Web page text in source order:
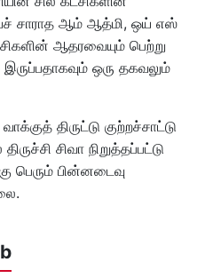
சாராத ஆம் ஆத்மி, ஒய் எஸ்
ஆதரவையும் பெற்று
ஒரு தகவலும்
திருட்டு குற்றச்சாட்டு
சிவா நிறுத்தப்பட்டு
பெரும் பின்னடைவு